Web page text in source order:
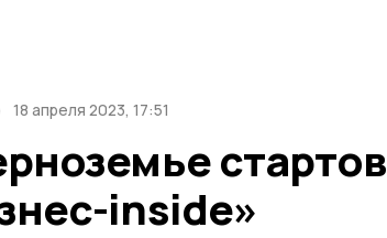
18 апреля 2023, 17:51
inside»